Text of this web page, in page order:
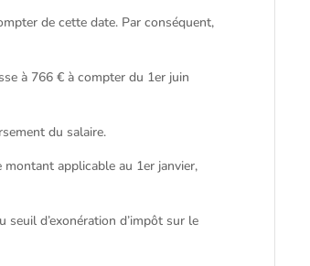
de cette date. Par conséquent,
à 766 € à compter du 1er juin
du salaire.
applicable au 1er janvier,
d’exonération d’impôt sur le